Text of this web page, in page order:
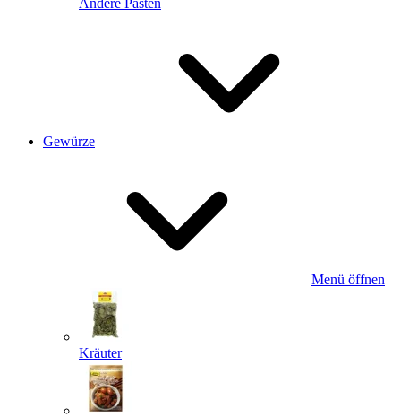
Andere Pasten
Gewürze
Menü öffnen
Kräuter